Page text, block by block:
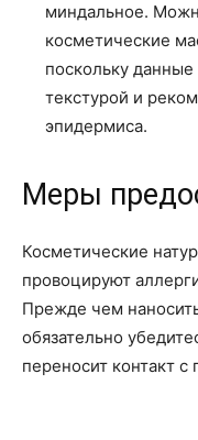
миндальное.
косметические
поскольку
текстурой и
эпидермиса.
Меры
Косметические
провоцируют
Прежде чем
обязательно
переносит контакт с